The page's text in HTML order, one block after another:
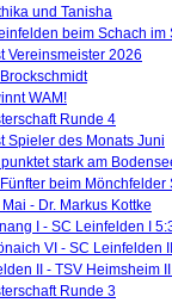
und Tanisha
beim Schach
Vereinsmeister 2026
WAM!
Runde 4
Spieler des Monats Juni
stark am
beim
- Dr. Markus Kottke
I - SC Leinfelden I
VI - SC Leinfelden
II - TSV Heimsheim
Runde 3